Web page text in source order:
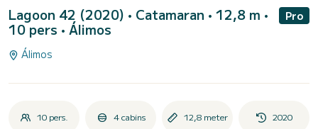
Lagoon 42 (2020) • Catamaran • 12,8 m •
10 pers • Álimos
Pro
Álimos
10 pers. 4 cabins 12,8 meter 2020